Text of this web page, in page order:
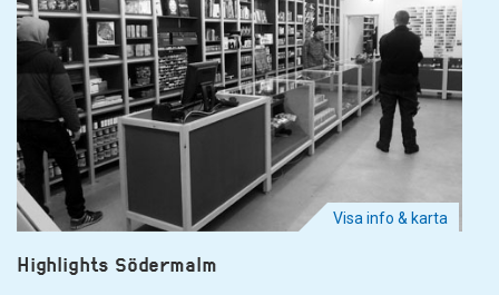
Visa info & karta
Highlights Södermalm